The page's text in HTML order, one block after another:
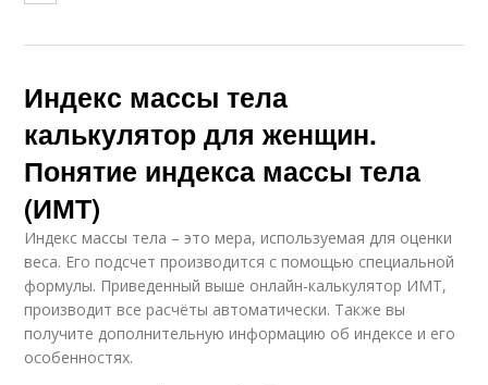
Индекс массы тела
калькулятор для женщин.
Понятие индекса массы тела
(ИМТ)
Индекс массы тела – это мера, используемая для оценки
веса. Его подсчет производится с помощью специальной
формулы. Приведенный выше онлайн-калькулятор ИМТ,
производит все расчёты автоматически. Также вы
получите дополнительную информацию об индексе и его
особенностях.